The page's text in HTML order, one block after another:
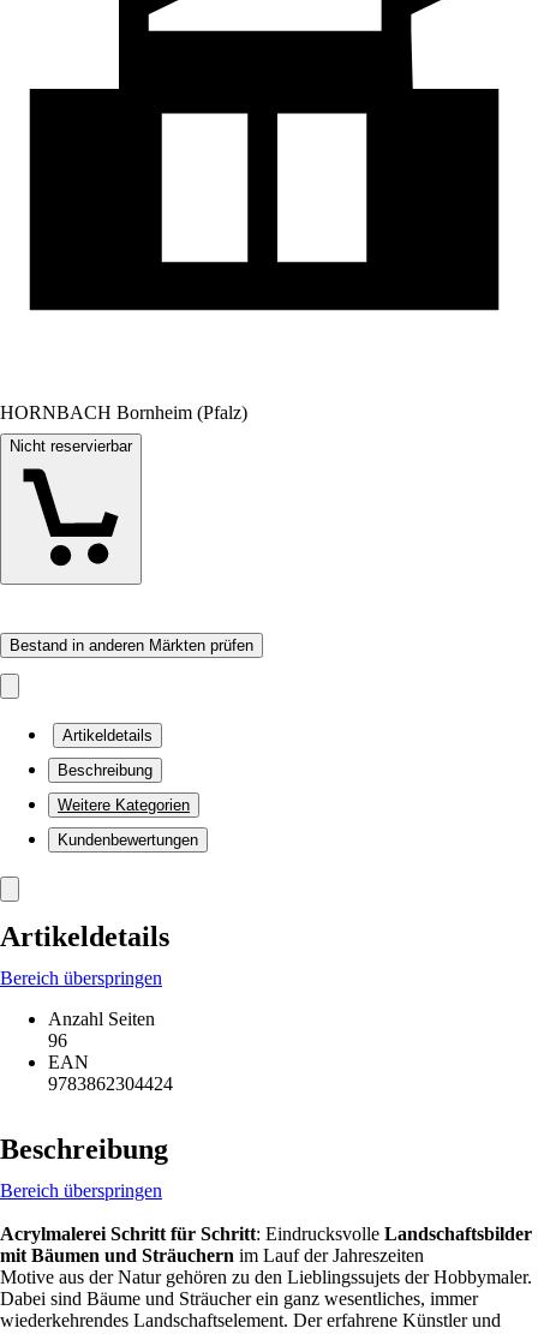
HORNBACH Bornheim (Pfalz)
Nicht reservierbar
Bestand in anderen Märkten prüfen
Artikeldetails
Beschreibung
Weitere Kategorien
Kundenbewertungen
Artikeldetails
Bereich überspringen
Anzahl Seiten
96
EAN
9783862304424
Beschreibung
Bereich überspringen
Acrylmalerei Schritt für Schritt: Eindrucksvolle Landschaftsbilder
mit Bäumen und Sträuchern im Lauf der Jahreszeiten
Motive aus der Natur gehören zu den Lieblingssujets der Hobbymaler.
Dabei sind Bäume und Sträucher ein ganz wesentliches, immer
wiederkehrendes Landschaftselement. Der erfahrene Künstler und